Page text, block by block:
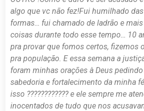
algo que vc não fez!Fui humilhado
formas… fui chamado de ladrão e
coisas durante todo esse tempo… 10
pra provar que fomos certos, fizemos
pra população.E essa semana a
foram minhas orações à Deus
sabedoria e fortalecimento da minha
isso ???????????? e ele sempre me
inocentados de tudo que nos